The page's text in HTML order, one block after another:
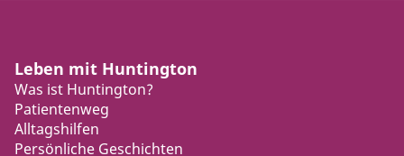
Leben mit Huntington
Was ist Huntington?
Patientenweg
Alltagshilfen
Persönliche Geschichten